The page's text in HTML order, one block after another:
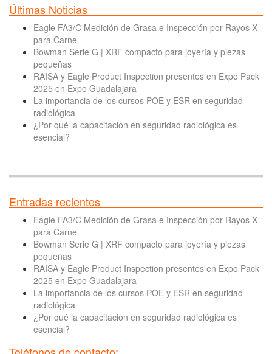
Últimas Noticias
Eagle FA3/C Medición de Grasa e Inspección por Rayos X
para Carne
Bowman Serie G | XRF compacto para joyería y piezas
pequeñas
RAISA y Eagle Product Inspection presentes en Expo Pack
2025 en Expo Guadalajara
La importancia de los cursos POE y ESR en seguridad
radiológica
¿Por qué la capacitación en seguridad radiológica es
esencial?
Entradas recientes
Eagle FA3/C Medición de Grasa e Inspección por Rayos X
para Carne
Bowman Serie G | XRF compacto para joyería y piezas
pequeñas
RAISA y Eagle Product Inspection presentes en Expo Pack
2025 en Expo Guadalajara
La importancia de los cursos POE y ESR en seguridad
radiológica
¿Por qué la capacitación en seguridad radiológica es
esencial?